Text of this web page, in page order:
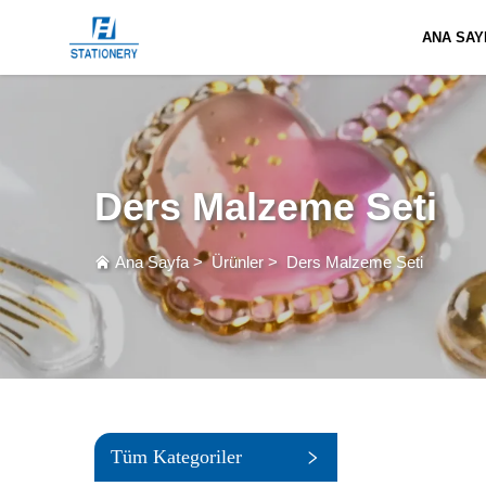
ANA
Ders Malzeme Seti
Ana Sayfa>Ürünler> Ders Malzeme Seti
Tüm Kategoriler